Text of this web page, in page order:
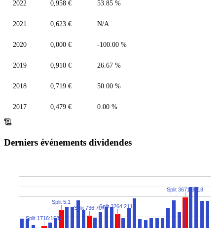
2022 0,958 € 53.85 %
2021 0,623 € N/A
2020 0,000 € -100.00 %
2019 0,910 € 26.67 %
2018 0,719 € 50.00 %
2017 0,479 € 0.00 %
Derniers événements dividendes
Split 1716:1687
Split 5:1
Split 736:707Split 2264:2113
Split 3671:3518